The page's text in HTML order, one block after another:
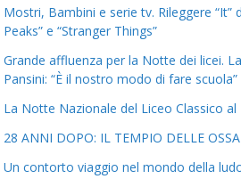
Mostri, Bambini e serie tv. Rileggere “It”
Peaks” e “Stranger Things”
Grande affluenza per la Notte dei licei.
Pansini: “È il nostro modo di fare scuola”
La Notte Nazionale del Liceo Classico al
28 ANNI DOPO: IL TEMPIO DELLE OSSA
Un contorto viaggio nel mondo della